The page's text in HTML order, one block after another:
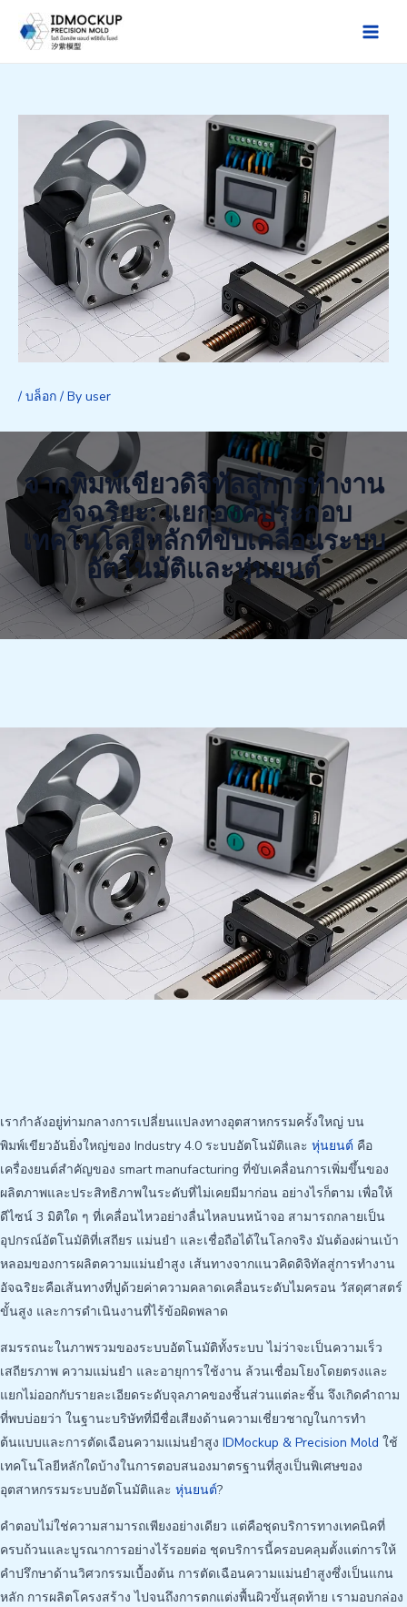
Main
/ บล็อก/ By user
จากพิมพ์เขียวดิจิทัลสู่การทำงาน
อัจฉริยะ: แยกองค์ประกอบ
เทคโนโลยีหลักที่ขับเคลื่อนระบบ
อัตโนมัติและหุ่นยนต์
เรากำลังอยู่ท่ามกลางการเปลี่ยนแปลงทางอุตสาหกรรมครั้งใหญ่ บน
พิมพ์เขียวอันยิ่งใหญ่ของ Industry 4.0 ระบบอัตโนมัติและ หุ่นยนต์ คือ
เครื่องยนต์สำคัญของ smart manufacturing ที่ขับเคลื่อนการเพิ่มขึ้นของ
ผลิตภาพและประสิทธิภาพในระดับที่ไม่เคยมีมาก่อน อย่างไรก็ตาม เพื่อให้
ดีไซน์ 3 มิติใด ๆ ที่เคลื่อนไหวอย่างลื่นไหลบนหน้าจอ สามารถกลายเป็น
อุปกรณ์อัตโนมัติที่เสถียร แม่นยำ และเชื่อถือได้ในโลกจริง มันต้องผ่านเบ้า
หลอมของการผลิตความแม่นยำสูง เส้นทางจากแนวคิดดิจิทัลสู่การทำงาน
อัจฉริยะคือเส้นทางที่ปูด้วยค่าความคลาดเคลื่อนระดับไมครอน วัสดุศาสตร์
ขั้นสูง และการดำเนินงานที่ไร้ข้อผิดพลาด
สมรรถนะในภาพรวมของระบบอัตโนมัติทั้งระบบ ไม่ว่าจะเป็นความเร็ว
เสถียรภาพ ความแม่นยำ และอายุการใช้งาน ล้วนเชื่อมโยงโดยตรงและ
แยกไม่ออกกับรายละเอียดระดับจุลภาคของชิ้นส่วนแต่ละชิ้น จึงเกิดคำถาม
ที่พบบ่อยว่า ในฐานะบริษัทที่มีชื่อเสียงด้านความเชี่ยวชาญในการทำ
ต้นแบบและการตัดเฉือนความแม่นยำสูง IDMockup & Precision Mold ใช้
เทคโนโลยีหลักใดบ้างในการตอบสนองมาตรฐานที่สูงเป็นพิเศษของ
อุตสาหกรรมระบบอัตโนมัติและ หุ่นยนต์?
คำตอบไม่ใช่ความสามารถเพียงอย่างเดียว แต่คือชุดบริการทางเทคนิคที่
ครบถ้วนและบูรณาการอย่างไร้รอยต่อ ชุดบริการนี้ครอบคลุมตั้งแต่การให้
คำปรึกษาด้านวิศวกรรมเบื้องต้น การตัดเฉือนความแม่นยำสูงซึ่งเป็นแกน
หลัก การผลิตโครงสร้าง ไปจนถึงการตกแต่งพื้นผิวขั้นสุดท้าย เรามอบกล่อง